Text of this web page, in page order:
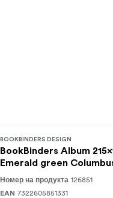
BOOKBINDERS DESIGN
BookBinders Album
Emerald green
Номер на продукта 126851
EAN 7322605851331